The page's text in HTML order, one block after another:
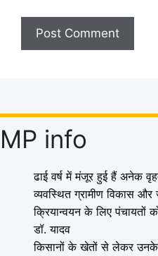
MP info
ढाई वर्ष में मंजूर हुई हैं अनेक
व्यवस्थित ग्रामीण विकास और
क्रियान्वयन के लिए पंचायतों
डॉ. यादव
किसानों के खेतों से लेकर उनके